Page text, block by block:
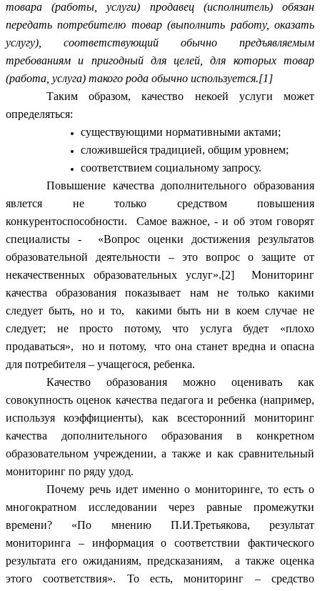
товара (работы, услуги) продавец (исполнитель) обязан
передать потребителю товар (выполнить работу, оказать
услугу), соответствующий обычно предъявляемым
требованиям и пригодный для целей, для которых товар
(работа, услуга) такого рода обычно используется.[1]
Таким образом, качество некоей услуги может
определяться:
существующими нормативными актами;
сложившейся традицией, общим уровнем;
соответствием социальному запросу.
Повышение качества дополнительного образования
явлется не только средством повышения
конкурентоспособности. Самое важное, - и об этом говорят
специалисты - «Вопрос оценки достижения результатов
образовательной деятельности – это вопрос о защите от
некачественных образовательных услуг».[2] Мониторинг
качества образования показывает нам не только какими
следует быть, но и то, какими быть ни в коем случае не
следует; не просто потому, что услуга будет «плохо
продаваться», но и потому, что она станет вредна и опасна
для потребителя – учащегося, ребенка.
Качество образования можно оценивать как
совокупность оценок качества педагога и ребенка (например,
используя коэффициенты), как всесторонний мониторинг
качества дополнительного образования в конкретном
образовательном учреждении, а также и как сравнительный
мониторинг по ряду удод.
Почему речь идет именно о мониторинге, то есть о
многократном исследовании через равные промежутки
времени? «По мнению П.И.Третьякова, результат
мониторинга – информация о соответствии фактического
результата его ожиданиям, предсказаниям, а также оценка
этого соответствия». То есть, мониторинг – средство